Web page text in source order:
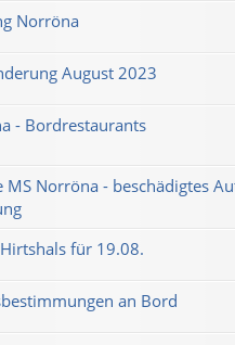
Norröna
August 2023
- Bordrestaurants
MS Norröna - beschädigtes
für 19.08.
an Bord